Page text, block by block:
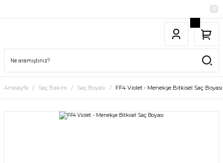
Anasayfa Saç Bakım Saç Boyası FF4 Violet - Menekşe Bitkisel Saç Boyası